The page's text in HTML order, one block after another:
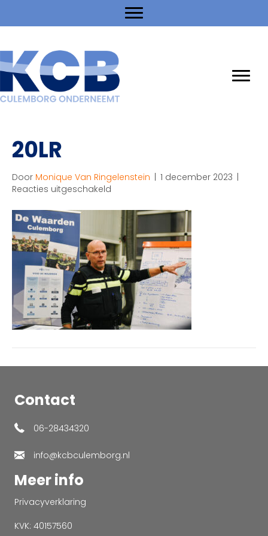
20LR
Door Monique Van Ringelenstein | 1 december 2023 |
Reacties uitgeschakeld
Contact
06-28434320
info@kcbculemborg.nl
Meer info
Privacyverklaring
KVK: 40157560